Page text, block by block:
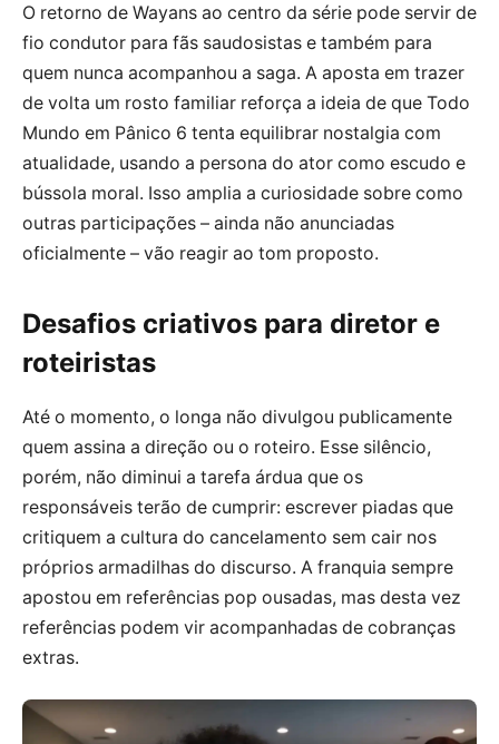
O retorno de Wayans ao centro da série pode servir de
fio condutor para fãs saudosistas e também para
quem nunca acompanhou a saga. A aposta em trazer
de volta um rosto familiar reforça a ideia de que Todo
Mundo em Pânico 6 tenta equilibrar nostalgia com
atualidade, usando a persona do ator como escudo e
bússola moral. Isso amplia a curiosidade sobre como
outras participações – ainda não anunciadas
oficialmente – vão reagir ao tom proposto.
Desafios criativos para diretor e
roteiristas
Até o momento, o longa não divulgou publicamente
quem assina a direção ou o roteiro. Esse silêncio,
porém, não diminui a tarefa árdua que os
responsáveis terão de cumprir: escrever piadas que
critiquem a cultura do cancelamento sem cair nos
próprios armadilhas do discurso. A franquia sempre
apostou em referências pop ousadas, mas desta vez
referências podem vir acompanhadas de cobranças
extras.